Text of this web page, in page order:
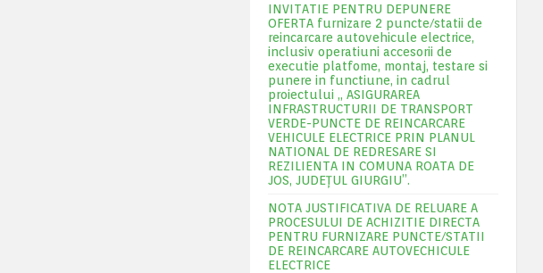
INVITATIE PENTRU DEPUNERE
OFERTA furnizare 2 puncte/statii de
reincarcare autovehicule electrice,
inclusiv operatiuni accesorii de
executie platfome, montaj, testare si
punere in functiune, in cadrul
proiectului „ ASIGURAREA
INFRASTRUCTURII DE TRANSPORT
VERDE-PUNCTE DE REINCARCARE
VEHICULE ELECTRICE PRIN PLANUL
NATIONAL DE REDRESARE SI
REZILIENTA IN COMUNA ROATA DE
JOS, JUDEŢUL GIURGIU”.
NOTA JUSTIFICATIVA DE RELUARE A
PROCESULUI DE ACHIZITIE DIRECTA
PENTRU FURNIZARE PUNCTE/STATII
DE REINCARCARE AUTOVECHICULE
ELECTRICE